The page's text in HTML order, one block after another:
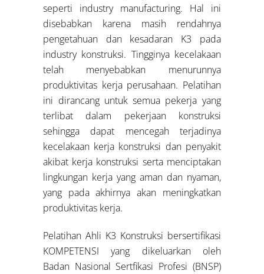
seperti industry manufacturing. Hal ini
disebabkan karena masih rendahnya
pengetahuan dan kesadaran K3 pada
industry konstruksi. Tingginya kecelakaan
telah menyebabkan menurunnya
produktivitas kerja perusahaan. Pelatihan
ini dirancang untuk semua pekerja yang
terlibat dalam pekerjaan konstruksi
sehingga dapat mencegah terjadinya
kecelakaan kerja konstruksi dan penyakit
akibat kerja konstruksi serta menciptakan
lingkungan kerja yang aman dan nyaman,
yang pada akhirnya akan meningkatkan
produktivitas kerja.
Pelatihan Ahli K3 Konstruksi bersertifikasi
KOMPETENSI yang dikeluarkan oleh
Badan Nasional Sertfikasi Profesi (BNSP)